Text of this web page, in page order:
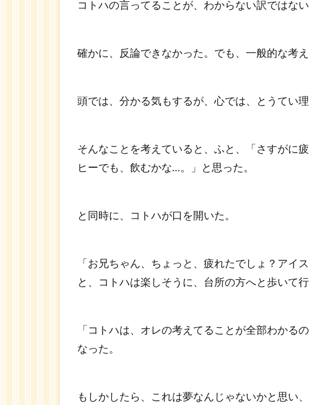
コトハの言ってることが、わからない訳ではない
確かに、反論できなかった。でも、一般的な考
頭では、分かる気もするが、心では、とうてい理
そんなことを考えていると、ふと、「さすがに
ヒーでも、飲むかな…。」と思った。
と同時に、コトハが口を開いた。
「お兄ちゃん、ちょっと、疲れたでしょ？アイ
と、コトハは楽しそうに、台所の方へと歩いて行
「コトハは、オレの考えてることが全部わかる
なった。
もしかしたら、これは夢なんじゃないかと思い